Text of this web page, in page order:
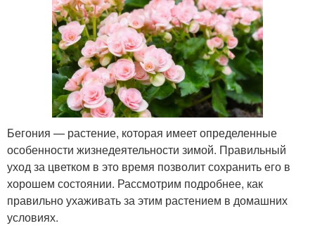
Бегония — растение, которая имеет определенные
особенности жизнедеятельности зимой. Правильный
уход за цветком в это время позволит сохранить его в
хорошем состоянии. Рассмотрим подробнее, как
правильно ухаживать за этим растением в домашних
условиях.